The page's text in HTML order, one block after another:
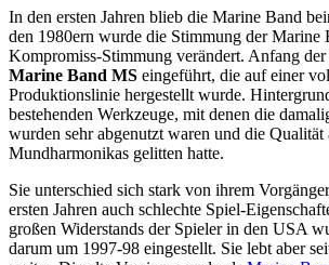
In den ersten Jahren blieb die Marine Band
den 1980ern wurde die Stimmung der Marine
Kompromiss-Stimmung verändert. Anfang
Marine Band MS eingeführt, die auf einer
Produktionslinie hergestellt wurde.
bestehenden Werkzeuge, mit denen die
wurden sehr abgenutzt waren und die Qualität
Mundharmonikas gelitten hatte.
Sie unterschied sich stark von ihrem
ersten Jahren auch schlechte Spiel-
großen Widerstands der Spieler in den USA
darum um 1997-98 eingestellt. Sie lebt aber